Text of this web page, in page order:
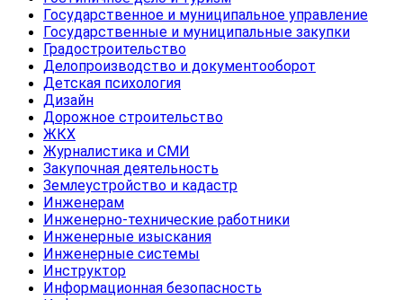
Государственное и муниципальное управление
Государственные и муниципальные закупки
Градостроительство
Делопроизводство и документооборот
Детская психология
Дизайн
Дорожное строительство
ЖКХ
Журналистика и СМИ
Закупочная деятельность
Землеустройство и кадастр
Инженерам
Инженерно-технические работники
Инженерные изыскания
Инженерные системы
Инструктор
Информационная безопасность